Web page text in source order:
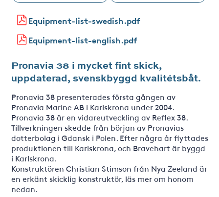
Equipment-list-swedish.pdf
Equipment-list-english.pdf
Pronavia 38 i mycket fint skick,
uppdaterad, svenskbyggd kvalitétsbåt.
Pronavia 38 presenterades första gången av
Pronavia Marine AB i Karlskrona under 2004.
Pronavia 38 är en vidareutveckling av Reflex 38.
Tillverkningen skedde från början av Pronavias
dotterbolag i Gdansk i Polen. Efter några år flyttades
produktionen till Karlskrona, och Bravehart är byggd
i Karlskrona.
Konstruktören Christian Stimson från Nya Zeeland är
en erkänt skicklig konstruktör, läs mer om honom
nedan.